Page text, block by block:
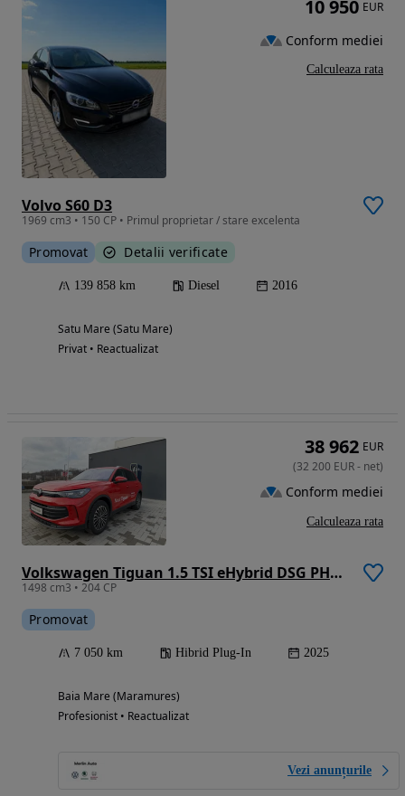
Volvo S60 D3
1969 cm3 • 150 CP • Primul proprietar / stare excelenta
Promovat Detalii verificate
139 858 km Diesel 2016
Satu Mare (Satu Mare)
Privat • Reactualizat
10 950 EUR
Conform mediei
Calculeaza rata
Volkswagen Tiguan 1.5 TSI eHybrid DSG PHEV Life
1498 cm3 • 204 CP
Promovat
7 050 km Hibrid Plug-In 2025
Baia Mare (Maramures)
Profesionist • Reactualizat
Vezi anunțurile
38 962 EUR
(32 200 EUR- net)
Conform mediei
Calculeaza rata